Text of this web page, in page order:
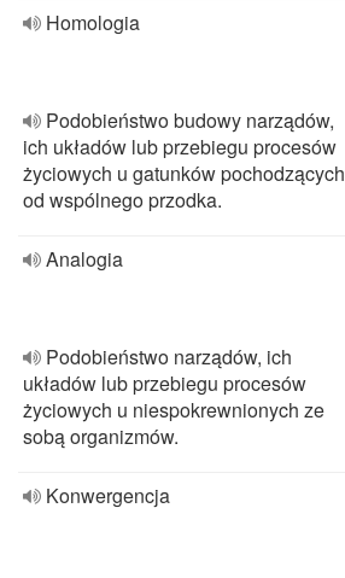
Homologia
Podobieństwo budowy narządów,
ich układów lub przebiegu procesów
życiowych u gatunków pochodzących
od wspólnego przodka.
Analogia
Podobieństwo narządów, ich
układów lub przebiegu procesów
życiowych u niespokrewnionych ze
sobą organizmów.
Konwergencja